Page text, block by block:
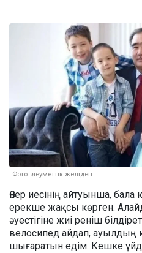
Фото: әлеуметтік желіден
Өнер иесінің айтуынша, бала
ерекше жақсы көрген.
әуестігіне жиі реніш
велосипед айдап, ауылдың
шығаратын едім. Кешке